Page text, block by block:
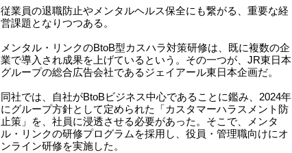
従業員の退職防止やメンタルヘルス保全にも繋がる、重要な経
営課題となりつつある​。
メンタル・リンクのBtoB型カスハラ対策研修は、既に複数の企
業で導入され成果を上げているという​。その一つが、JR東日本
グループの総合広告会社であるジェイアール東日本企画だ。
同社では、自社がBtoBビジネス中心であることに鑑み、2024年
にグループ方針として定められた「カスタマーハラスメント防
止策」を、社員に浸透させる必要があった​。そこで、メンタ
ル・リンクの研修プログラムを採用し、役員・管理職向けにオ
ンライン研修を実施した。